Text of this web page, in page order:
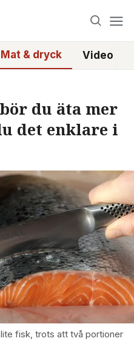
Mat & dryck Video
du äta mer
det enklare i
fisk, trots att två portioner